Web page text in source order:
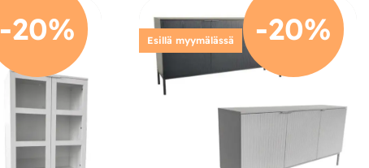
-20% -20%
Esillä myymälässä